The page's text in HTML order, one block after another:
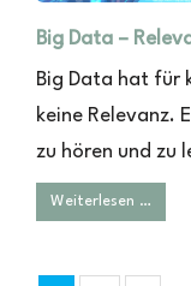
Big Data –
Big Data hat für
keine Relevanz.
zu hören und zu
Weiterlesen …